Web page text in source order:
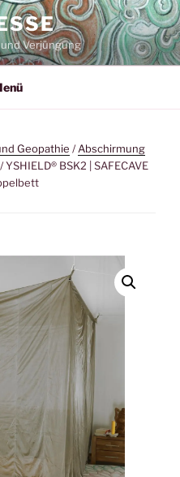
Verjüngung
Geopathie /Abschirmung
/ YSHIELD® BSK2 | SAFECAVE